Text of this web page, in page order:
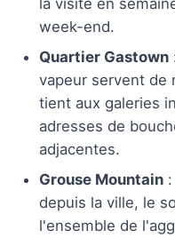
week-end.
Quartier Gastown
vapeur servent de
tient aux galeries
adresses de
adjacentes.
Grouse Mountain
depuis la ville, le
l'ensemble de